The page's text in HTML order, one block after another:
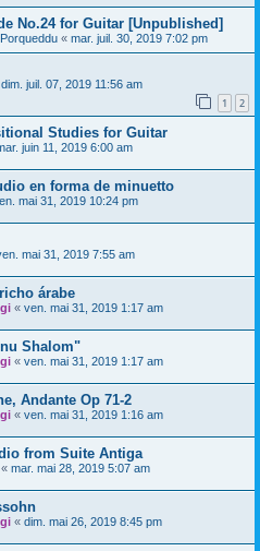
No.24 for Guitar [Unpublished]
« mar. juil. 30, 2019 7:02 pm
dim. juil. 07, 2019 11:56 am
1 2
Studies for Guitar
juin 11, 2019 6:00 am
en forma de minuetto
mai 31, 2019 10:24 pm
mai 31, 2019 7:55 am
árabe
« ven. mai 31, 2019 1:17 am
Shalom"
« ven. mai 31, 2019 1:17 am
Andante Op 71-2
« ven. mai 31, 2019 1:16 am
from Suite Antiga
« mar. mai 28, 2019 5:07 am
« dim. mai 26, 2019 8:45 pm